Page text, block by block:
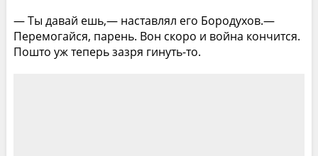
— Ты давай ешь,— наставлял его Бородухов.—
Перемогайся, парень. Вон скоро и война кончится.
Пошто уж теперь зазря гинуть-то.